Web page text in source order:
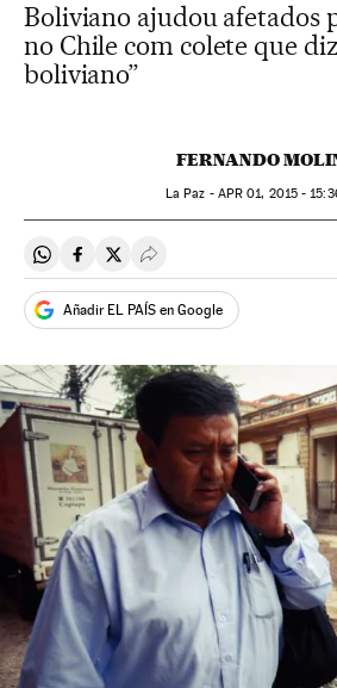
Boliviano ajudou afetados
no Chile com colete que
boliviano”
FERNANDO
La Paz - APR 01, 2015 -
Compartir en Whatsapp
Compartir en Facebook
Compartir en Twitter
Desplegar Redes
Añadir EL PAÍS en Google